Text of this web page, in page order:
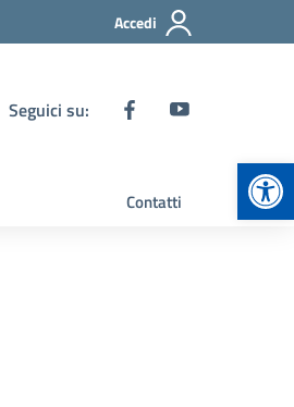
Accedi
Seguici su:
Contatti